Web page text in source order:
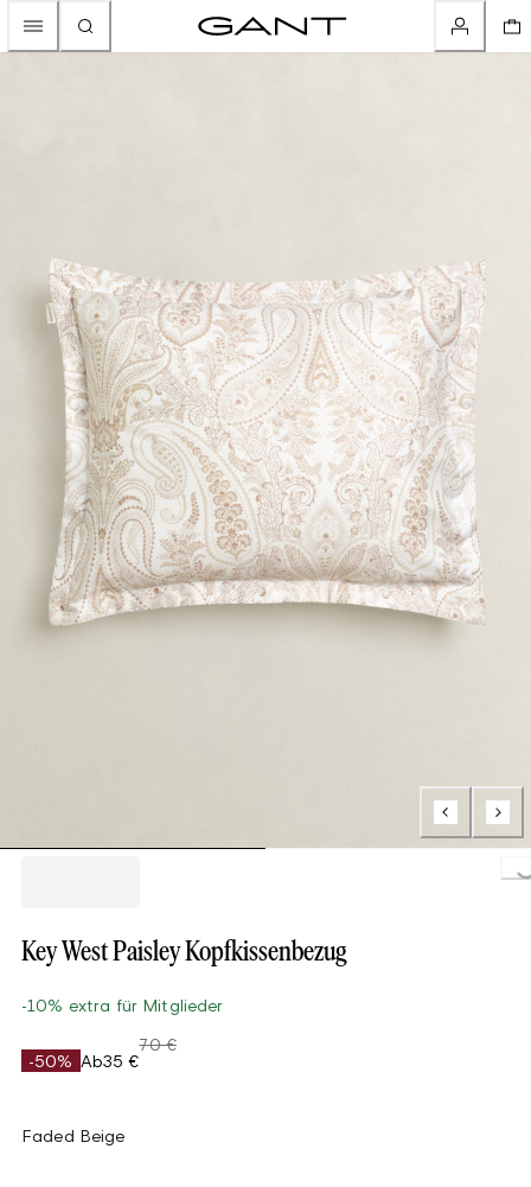
Key West Paisley Kopfkissenbezug
-10% extra für Mitglieder
-50% Ab35 €
70 €
Faded Beige